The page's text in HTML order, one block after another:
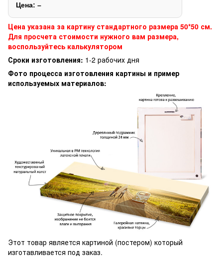
Цена: –
Цена указана за картину стандартного размера 50*50 см.
Для просчета стоимости нужного вам размера,
воспользуйтесь калькулятором
Сроки изготовления: 1-2 рабочих дня
Фото процесса изготовления картины и пример
используемых материалов:
Этот товар является картиной (постером) который
изготавливается под заказ.